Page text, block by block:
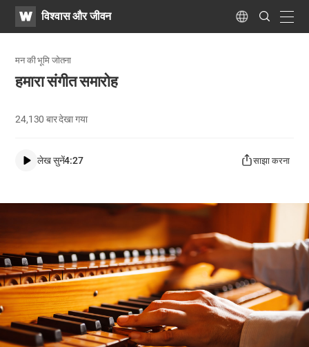
WATVविश्वास और जीवन Language
Search
Submit
मन की भूमि जोतना
हमारा संगीत समारोह
24,130बार देखा गया
लेख सुनें4:27 साझा करना